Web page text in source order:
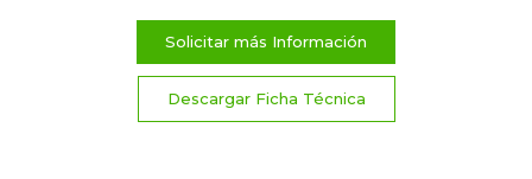
Solicitar más Información
Descargar Ficha Técnica